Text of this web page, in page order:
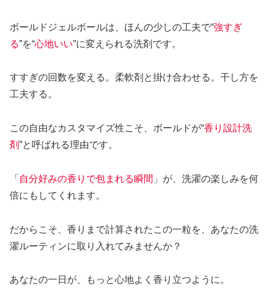
ボールドジェルボールは、ほんの少しの工夫で“強すぎ
る”を“心地いい”に変えられる洗剤です。
すすぎの回数を変える。柔軟剤と掛け合わせる。干し方を
工夫する。
この自由なカスタマイズ性こそ、ボールドが“香り設計洗
剤”と呼ばれる理由です。
「 自分好みの香りで包まれる瞬間 」が、洗濯の楽しみを何
倍にもしてくれます。
だからこそ、香りまで計算されたこの一粒を、あなたの洗
濯ルーティンに取り入れてみませんか？
あなたの一日が、もっと心地よく香り立つように。